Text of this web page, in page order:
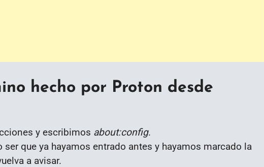
hecho por Proton desde
y escribimos about:config.
que ya hayamos entrado antes y hayamos marcado la
a avisar.